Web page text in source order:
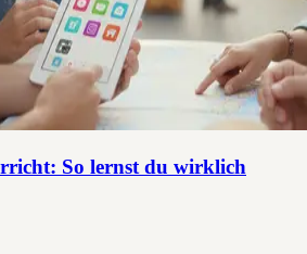
So lernst du wirklich